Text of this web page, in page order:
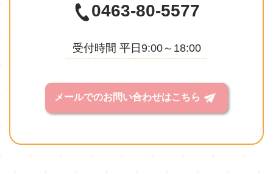
0463-80-5577
受付時間 平日9:00～18:00
メールでのお問い合わせはこちら